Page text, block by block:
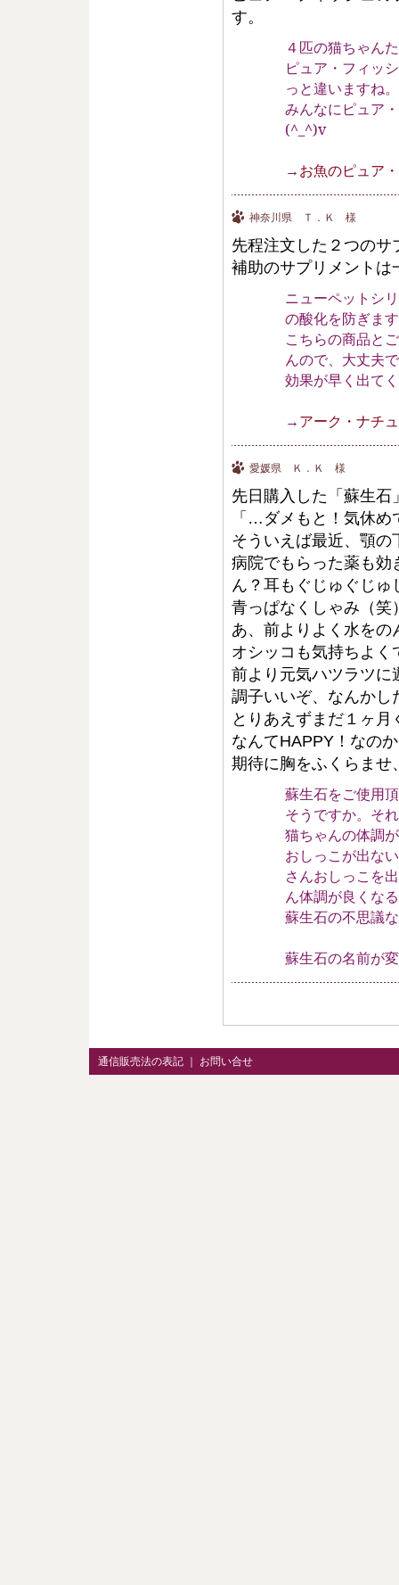
す。
４匹の猫ちゃん
ピュア・フィッ
っと違いますね。
みんなにピュア
(^_^)v
→お魚のピュア
神奈川県 Ｔ．Ｋ 様
先程注文した２つの
補助のサプリメントは
ニューペットシ
の酸化を防ぎま
こちらの商品と
んので、大丈夫
効果が早く出て
→アーク・ナチ
愛媛県 Ｋ．Ｋ 様
先日購入した「蘇生石
「…ダメもと！気休
そういえば最近、顎
病院でもらった薬も効
ん？耳もぐじゅぐじゅ
青っぱなくしゃみ（笑
あ、前よりよく水をの
オシッコも気持ちよく
前より元気ハツラツに
調子いいぞ、なんか
とりあえずまだ１ヶ
なんてHAPPY！なの
期待に胸をふくらませ
蘇生石をご使用
そうですか。そ
猫ちゃんの体調
おしっこが出な
さんおしっこを
ん体調が良くな
蘇生石の不思議
蘇生石の名前が
通信販売法の表記 お問い合せ